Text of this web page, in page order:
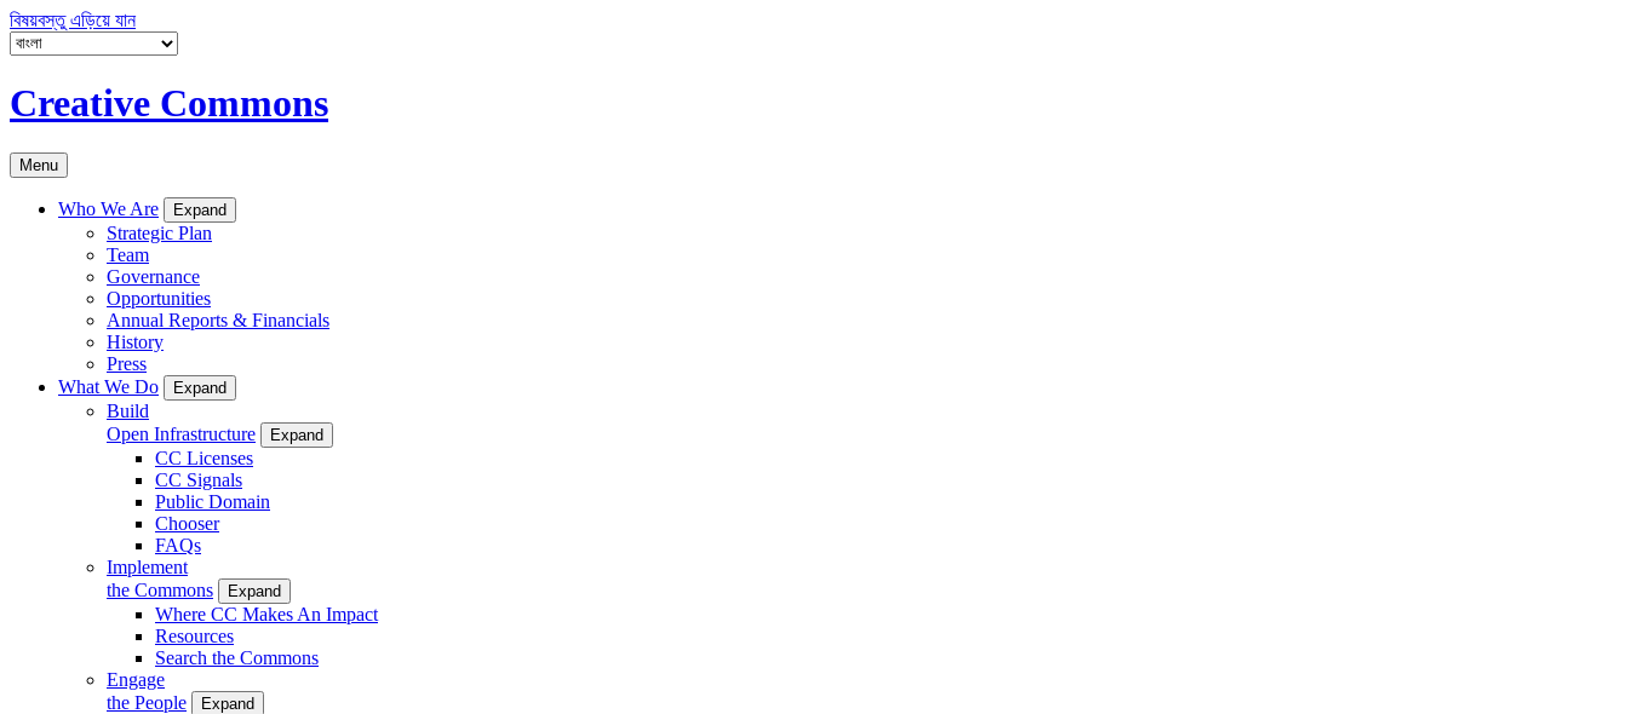
বিষয়বস্তু এড়িয়ে যান
Creative Commons
Menu
Who We Are Expand
Strategic Plan
Team
Governance
Opportunities
Annual Reports & Financials
History
Press
What We Do
Expand
Build
Open Infrastructure
Expand
CC Licenses
CC Signals
Public Domain
Chooser
FAQs
Implement
the Commons
Expand
Where CC Makes An Impact
Resources
Search the Commons
Engage
the People
Expand